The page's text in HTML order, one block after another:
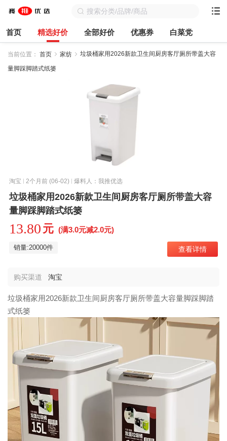
首页 精选好价 全部好价 优惠券 白菜党
当前位置： 首页 家纺 垃圾桶家用2026新款卫生间厨房客厅厕所带盖大容
量脚踩脚踏式纸篓
淘宝 2个月前 (06-02) 爆料人：我推优选
垃圾桶家用2026新款卫生间厨房客厅厕所带盖大容
量脚踩脚踏式纸篓
13.80 元 (满3.0元减2.0元)
销量:20000件 查看详情
购买渠道 淘宝
垃圾桶家用2026新款卫生间厨房客厅厕所带盖大容量脚踩脚踏
式纸篓